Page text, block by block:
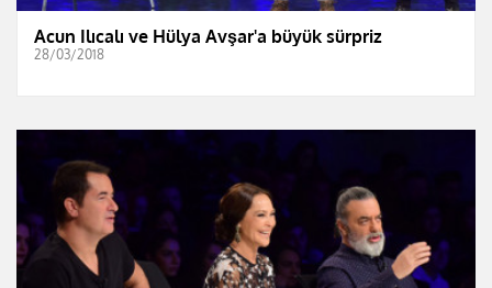
Acun Ilıcalı ve Hülya Avşar'a büyük sürpriz
28/03/2018